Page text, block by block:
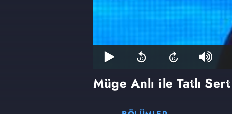
Müge Anlı ile Tatlı Sert